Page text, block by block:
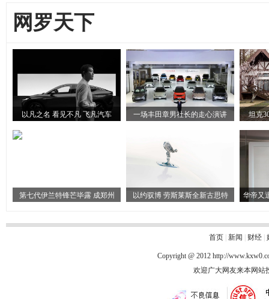
网罗天下
以凡之名 看见不凡 飞凡汽车 一场丰田章男社长的走心演讲 坦克
第七代伊兰特锋芒毕露 成郑州 以约驭博 劳斯莱斯全新古思特 华帝又
首页| 新闻 财经|
Copyright @ 2012 http://
欢迎广大网友来本网站